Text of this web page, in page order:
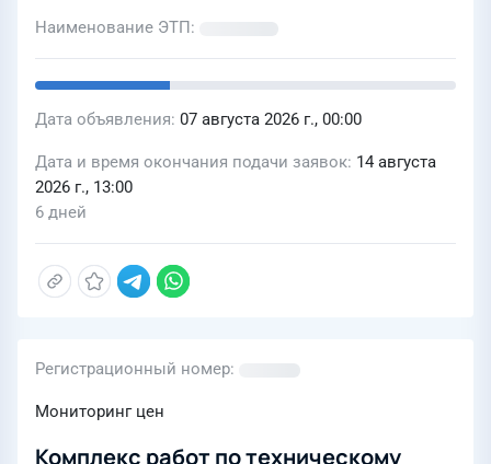
Наименование ЭТП
Дата объявления 07 августа 2026 г., 00:00
Дата и время окончания подачи заявок 14 августа
2026 г., 13:00
6 дней
Регистрационный номер
Мониторинг цен
Комплекс работ по техническому